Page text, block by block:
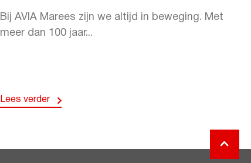
Bij AVIA Marees zijn we altijd in beweging. Met
meer dan 100 jaar...
Lees verder